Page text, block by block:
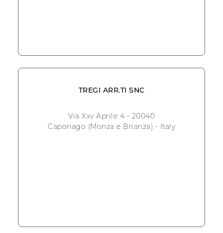
TREGI ARR.TI SNC
Via Xxv Aprile 4 - 20040
Caponago (Monza e Brianza) - Italy